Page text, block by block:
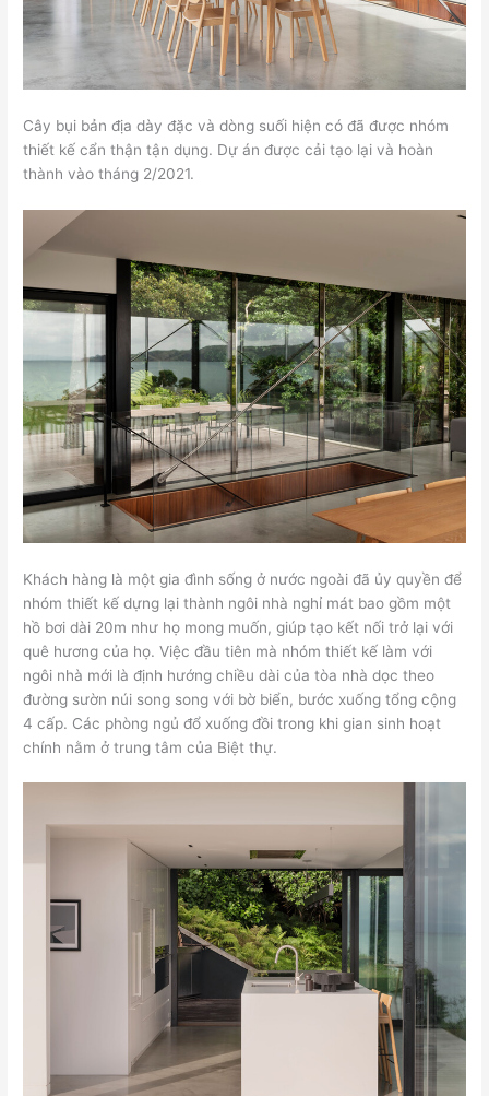
Cây bụi bản địa dày đặc và dòng suối hiện có đã được nhóm
thiết kế cẩn thận tận dụng. Dự án được cải tạo lại và hoàn
thành vào tháng 2/2021.
Khách hàng là một gia đình sống ở nước ngoài đã ủy quyền để
nhóm thiết kế dựng lại thành ngôi nhà nghỉ mát bao gồm một
hồ bơi dài 20m như họ mong muốn, giúp tạo kết nối trở lại với
quê hương của họ. Việc đầu tiên mà nhóm thiết kế làm với
ngôi nhà mới là định hướng chiều dài của tòa nhà dọc theo
đường sườn núi song song với bờ biển, bước xuống tổng cộng
4 cấp. Các phòng ngủ đổ xuống đồi trong khi gian sinh hoạt
chính nằm ở trung tâm của Biệt thự.